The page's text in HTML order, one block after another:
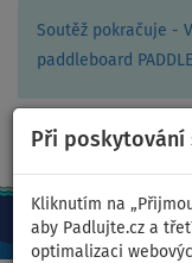
Soutěž pokračuje -
paddleboard
Při poskytování
Kliknutím na
aby Padlujte.cz a
optimalizaci